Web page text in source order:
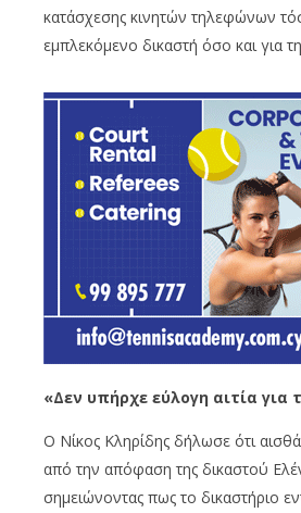
κατάσχεσης κινητών τηλεφώνων
εμπλεκόμενο δικαστή όσο και για
«Δεν υπήρχε εύλογη αιτία για
Ο Νίκος Κληρίδης δήλωσε ότι
από την απόφαση της δικαστού
σημειώνοντας πως το δικαστήριο